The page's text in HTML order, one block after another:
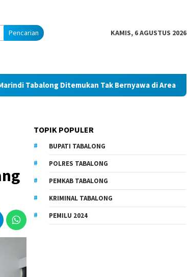
Pencarian KAMIS, 6 AGUSTUS 2026
Ditemukan Tak Bernyawa di Area Persawahan
TOPIK POPULER
BUPATI TABALONG
POLRES TABALONG
PEMKAB TABALONG
KRIMINAL TABALONG
PEMILU 2024